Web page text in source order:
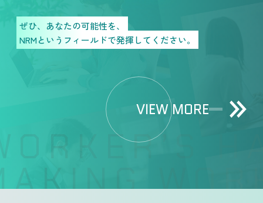
ぜひ、あなたの可能性を、
NRMというフィールドで発揮してください。
VIEW MORE